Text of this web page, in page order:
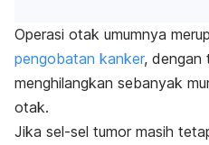
Operasi otak umumnya
pengobatan kanker, dengan
menghilangkan sebanyak
otak.
Jika sel-sel tumor masih